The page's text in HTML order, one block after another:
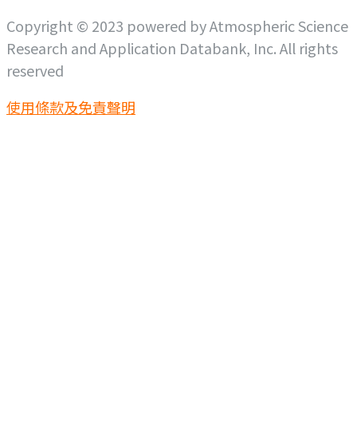
Copyright © 2023 powered by Atmospheric Science
Research and Application Databank, Inc. All rights
reserved
使用條款及免責聲明